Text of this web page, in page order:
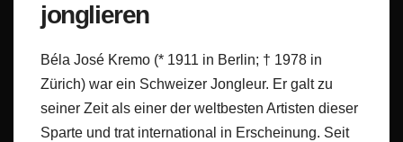
jonglieren
Béla José Kremo (* 1911 in Berlin; † 1978 in
Zürich) war ein Schweizer Jongleur. Er galt zu
seiner Zeit als einer der weltbesten Artisten dieser
Sparte und trat international in Erscheinung. Seit